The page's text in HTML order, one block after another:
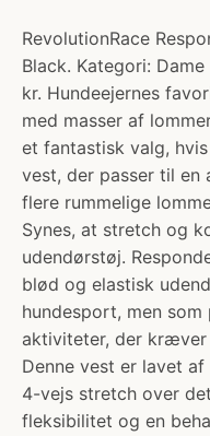
RevolutionRace
Black. Kategori:
kr. Hundeejernes
med masser af
et fantastisk valg,
vest, der passer til en
flere rummelige
Synes, at stretch og
udendørstøj.
blød og elastisk
hundesport, men
aktiviteter, der kræver
Denne vest er lavet
4-vejs stretch over
fleksibilitet og en